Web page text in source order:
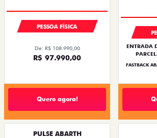
PESSOA FÍSICA
De: R$ 108.990,00
R$ 97.990,00
Quero agora!
ENTRADA
FASTBACK
PULSE ABARTH